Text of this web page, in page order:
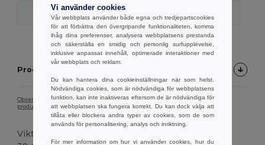
Produktbeskrivning
Observera att på grund av skärmkalibrering kan det hända att färgen på
produktbilden inte exakt överensstämmer med den faktiska produktfärgen.
Vikt
Vi använder cookies
Vår webbplats använder både egna och tredjepartscookies
för att förbättra den övergripande funktionaliteten, komma
ihåg dina preferenser, analysera webbplatsens prestanda
och säkerställa en smidig och personlig surfupplevelse,
inklusive anpassat innehåll, optimerade interaktioner med
vår webbplats och reklam.
Du kan hantera dina cookieinställningar när som helst.
Nödvändiga cookies, som är nödvändiga för webbplatsens
funktion, kan inte inaktiveras eftersom de är nödvändiga för
att webbplatsen ska fungera korrekt. Du kan dock välja att
tillåta eller blockera andra typer av cookies, som de som
används för personalisering, analys och inriktning.
För mer information om hur vi använder cookies, hur du